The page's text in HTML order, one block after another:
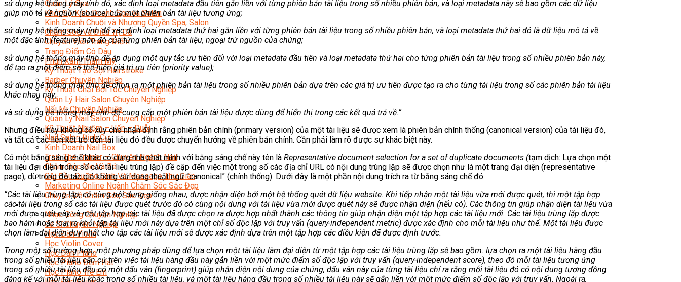
Quản Lý Spa
Khởi Sự Kinh Doanh Spa và Salon
Kinh Doanh Chuỗi và Nhượng Quyền Spa, Salon
Chăm Sóc Và Điều Trị Da
Chuyên Viên Trang Điểm
Trang Điểm Cô Dâu
Phun Xăm Thẩm Mỹ
Kỹ Thuật Tạo Sợi Hairstroke
Barber Chuyên Nghiệp
Kỹ Thuật Chải Bới Tóc Chuyên Nghiệp
Quản Lý Hair Salon Chuyên Nghiệp
Nối Mi Chuyên Nghiệp
Quản Lý Nail Salon Chuyên Nghiệp
Kỹ Thuật Nhuộm – Uốn – Duỗi
Nail Salon Định Cư
Kinh Doanh Nail Box
Train The Trainer – Chuyên Ngành Nail
Chăm Sóc Mẹ Và Bé
Gội Đầu Dưỡng Sinh Và Massage Thư Giãn
Marketing Online Ngành Chăm Sóc Sắc Đẹp
Chuyên Đề Chăm Sóc Sắc Đẹp
Âm Nhạc
Nhạc Công Chuyên Nghiệp
Ca Sĩ Chuyên Nghiệp
Học Đàn Violin
Học Violin Cover
Học Đàn Piano
Học Piano Đệm Hát
Học Piano Trẻ Em
sử dụng hệ thống máy tính đó, xác định loại metadata đầu tiên gắn liền với từng phiên bản tài liệu trong số nhiều phiên bản, và loại metadata này sẽ bao gồm các dữ liệu
giúp mô tả về nguồn (source) của một phiên bản tài liệu tương ứng;
sử dụng hệ thống máy tính để xác định loại metadata thứ hai gắn liền với từng phiên bản tài liệu trong số nhiều phiên bản, và loại metadata thứ hai đó là dữ liệu mô tả về
một đặc tính (feature) nào đó của từng phiên bản tài liệu, ngoại trừ nguồn của chúng;
sử dụng hệ thống máy tính để áp dụng một quy tắc ưu tiên đối với loại metadata đầu tiên và loại metadata thứ hai cho từng phiên bản tài liệu trong số nhiều phiên bản này,
để tạo ra một điểm số thể hiện giá trị ưu tiên (priority value);
sử dụng hệ thống máy tính để chọn ra một phiên bản tài liệu trong số nhiều phiên bản dựa trên các giá trị ưu tiên được tạo ra cho từng tài liệu trong số các phiên bản tài liệu
khác nhau này;
và sử dụng hệ thống máy tính để cung cấp một phiên bản tài liệu được dùng để hiển thị trong các kết quả trả về.”
Nhưng điều này không cổ xúy cho nhận định rằng phiên bản chính (primary version) của một tài liệu sẽ được xem là phiên bản chính thống (canonical version) của tài liệu đó,
và tất cả các liên kết trỏ đến tài liệu đó đều được chuyển hướng về phiên bản chính. Cần phải làm rõ được sự khác biệt này.
Có một bằng sáng chế khác có cùng nhà phát minh với bằng sáng chế này tên là Representative document selection for a set of duplicate documents (tạm dịch: Lựa chọn một
tài liệu đại diện trong số các tài liệu trùng lặp) đề cập đến việc một trong số các địa chỉ URL có nội dung trùng lặp sẽ được chọn như là một trang đại diện (representative
page), dù trong đó tác giả không sử dụng thuật ngữ “canonical” (chính thống). Dưới đây là một phần nội dung trích ra từ bằng sáng chế đó:
“Các tài liệu trùng lặp, có cùng nội dung giống nhau, được nhận diện bởi một hệ thống quét dữ liệu website. Khi tiếp nhận một tài liệu vừa mới được quét, thì một tập hợp
các tài liệu trong số các tài liệu được quét trước đó có cùng nội dung với tài liệu vừa mới được quét này sẽ được nhận diện (nếu có). Các thông tin giúp nhận diện tài liệu vừa
mới được quét này và một tập hợp các tài liệu đã được chọn ra được hợp nhất thành các thông tin giúp nhận diện một tập hợp các tài liệu mới. Các tài liệu trùng lặp được
bao hàm hoặc loại ra khỏi tập tài liệu mới này dựa trên một chỉ số độc lập với truy vấn (query-independent metric) được xác định cho mỗi tài liệu như thế. Một tài liệu được
chọn làm đại diện duy nhất cho tập các tài liệu mới sẽ được xác định dựa trên một tập hợp các điều kiện đã được định trước.
Trong một số trường hợp, một phương pháp dùng để lựa chọn một tài liệu làm đại diện từ một tập hợp các tài liệu trùng lặp sẽ bao gồm: lựa chọn ra một tài liệu hàng đầu
trong số nhiều tài liệu căn cứ trên việc tài liệu hàng đầu này gắn liền với một mức điểm số độc lập với truy vấn (query-independent score), theo đó mỗi tài liệu tương ứng
trong số nhiều tài liệu đều có một dấu vân (fingerprint) giúp nhận diện nội dung của chúng, dấu vân này của từng tài liệu chỉ ra rằng mỗi tài liệu đó có nội dung tương đồng
đáng kể với mỗi tài liệu khác trong số nhiều tài liệu, và một tài liệu hàng đầu trong số nhiều tài liệu này sẽ gắn liền với một mức điểm số độc lập với truy vấn. Ngoài ra,